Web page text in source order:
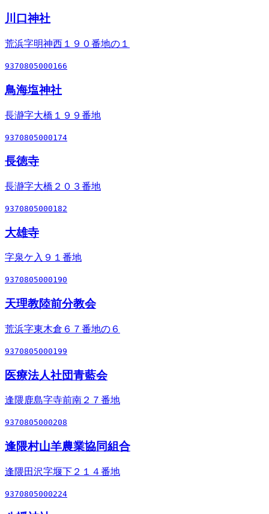
川口神社
荒浜字明神西１９０番地の１
9370805000166
鳥海塩神社
長瀞字大橋１９９番地
9370805000174
長徳寺
長瀞字大橋２０３番地
9370805000182
大雄寺
字泉ケ入９１番地
9370805000190
天理教陸前分教会
荒浜字東木倉６７番地の６
9370805000199
医療法人社団青藍会
逢隈鹿島字寺前南２７番地
9370805000208
逢隈村山羊農業協同組合
逢隈田沢字堰下２１４番地
9370805000224